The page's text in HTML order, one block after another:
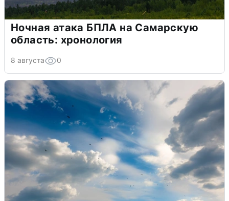
Ночная атака БПЛА на Самарскую
область: хронология
8 августа 0